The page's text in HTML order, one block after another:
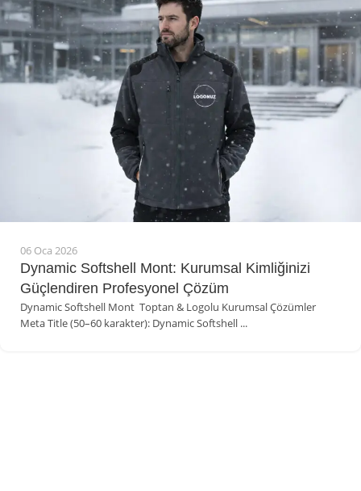
06 Oca 2026
Dynamic Softshell Mont: Kurumsal Kimliğinizi
Güçlendiren Profesyonel Çözüm
Dynamic Softshell Mont Toptan & Logolu Kurumsal Çözümler
Meta Title (50–60 karakter): Dynamic Softshell ...